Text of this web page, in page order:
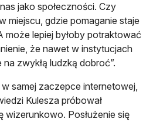
jako społeczności. Czy
miejscu, gdzie pomaganie staje
może lepiej byłoby potraktować
że nawet w instytucjach
zwykłą ludzką dobroć”.
samej zaczepce internetowej,
Kulesza próbował
Posłużenie się